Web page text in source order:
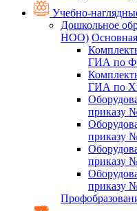
Учебно-
Дошкольное
НОО)
ГИА по
ГИА по
приказу
приказу
приказу
приказу